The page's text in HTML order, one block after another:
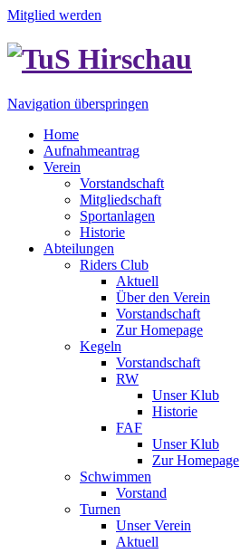
Mitglied werden
Navigation überspringen
Home
Aufnahmeantrag
Verein
Vorstandschaft
Mitgliedschaft
Sportanlagen
Historie
Abteilungen
Riders Club
Aktuell
Über den Verein
Vorstandschaft
Zur Homepage
Kegeln
Vorstandschaft
RW
Unser Klub
Historie
FAF
Unser Klub
Zur Homepage
Schwimmen
Vorstand
Turnen
Unser Verein
Aktuell